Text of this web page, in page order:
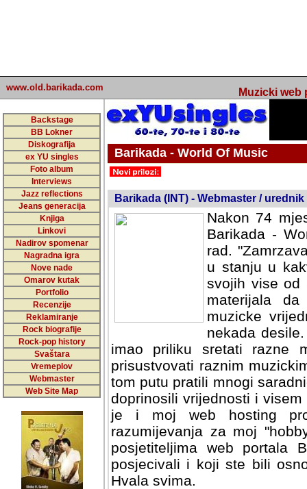
www.old.barikada.com Muzicki web
Backstage
BB Lokner
Diskografija
ex YU singles
Foto album
Interviews
Jazz reflections
Jeans generacija
Knjiga
Linkovi
Nadirov spomenar
Nagradna igra
Nove nade
Omarov kutak
Portfolio
Recenzije
Reklamiranje
Rock biografije
Rock-pop history
Svaštara
Vremeplov
Webmaster
Web Site Map
Barikada - World Of Music
Barikada (INT) - Webmaster / urednik
Nakon 74
Barikada -
rad.
u stanju u
svojih vise od
materijala
muzicke
nekada
imao priliku sretati razne
prisustvovati raznim
tom putu pratili mnogi
doprinosili vrijednosti i
je i moj web hosting
razumijevanja za moj
posjetiteljima web portala
posjecivali i koji ste bili
Hvala svima.